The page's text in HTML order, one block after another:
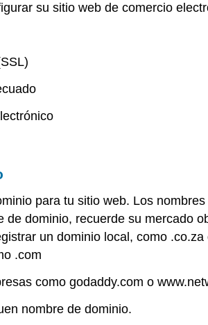
su sitio web de comercio
para tu sitio web. Los
de dominio, recuerde su mercado
un dominio local, como
.com
como godaddy.com o
nombre de dominio.